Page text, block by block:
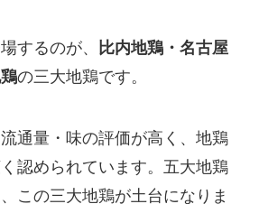
するのが、
比内地鶏・名古屋
の三大地鶏です。
通量・味の評価が高く、地鶏
認められています。五大地鶏
この三大地鶏が土台になりま